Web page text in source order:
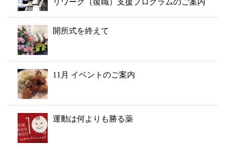
リワーク（復職）支援プログラムのご案内
開所式を終えて
11月 イベントのご案内
運動は何よりも勝る薬